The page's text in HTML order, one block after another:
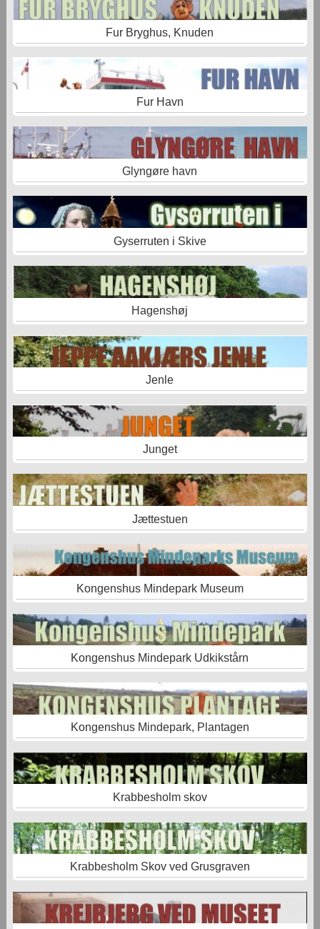
Fur Bryghus, Knuden
Fur Havn
Glyngøre havn
Gyserruten i Skive
Hagenshøj
Jenle
Junget
Jættestuen
Kongenshus Mindepark Museum
Kongenshus Mindepark Udkikstårn
Kongenshus Mindepark, Plantagen
Krabbesholm skov
Krabbesholm Skov ved Grusgraven